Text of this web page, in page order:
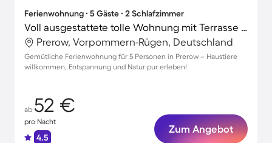
Ferienwohnung ∙ 5 Gäste ∙ 2 Schlafzimmer
Voll ausgestattete tolle Wohnung mit Terrasse | Hunde erlaubt
Prerow, Vorpommern-Rügen, Deutschland
Gemütliche Ferienwohnung für 5 Personen in Prerow – Haustiere
willkommen, Entspannung und Natur pur erleben!
ab 52 €
pro Nacht
4.5
Zum Angebot